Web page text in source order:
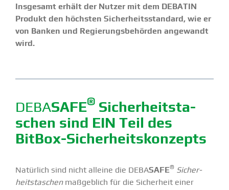
Insgesamt erhält der Nutzer mit dem DEBATIN
Produkt den höchsten Sicher­heits­standard, wie er
von Banken und Regie­rungs­be­hörden angewandt
wird.
DEBASAFE®Sicher­heits­ta­
schen sind EIN Teil des
BitBox-Sicher­heits­­­kon­­­zepts
Natürlich sind nicht alleine die DEBASAFE® Sicher­
heits­ta­schenmaßgeblich für die Sicherheit einer